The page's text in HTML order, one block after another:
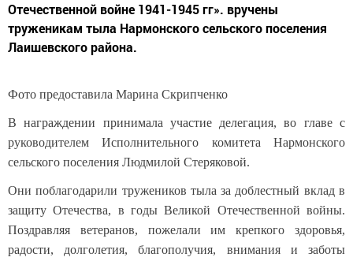
Отечественной войне 1941-1945 гг». вручены
труженикам тыла Нармонского сельского поселения
Лаишевского района.
Фото предоставила Марина Скрипченко
В награждении принимала участие делегация, во главе с
руководителем Исполнительного комитета Нармонского
сельского поселения Людмилой Стеряковой.
Они поблагодарили тружеников тыла за доблестный вклад в
защиту Отечества, в годы Великой Отечественной войны.
Поздравляя ветеранов, пожелали им крепкого здоровья,
радости, долголетия, благополучия, внимания и заботы